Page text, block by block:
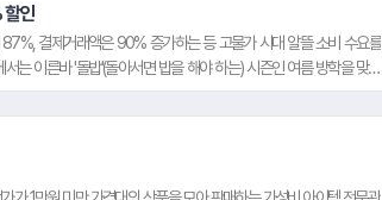
라이즈 키즈 비타민', '종근당건강 락토핏'
등 종류별 영양제와 유산균 제품들도 11
'유한킴벌리', '로보락' 등 다양한 인기 브
할인
결제거래액은 90% 증가하는 등 고물가 시대 알뜰 소비 수요를
는 이른바 '돌밥'(돌아서면 밥을 해야 하는) 시즌인 여름 방학을 맞이
을 릴레이 특가로 선보인다. 오는 4일에는 '빽다방'이 20주년을 맞이
다. 이어 5일에는 '베이컨 쉑버거 세트' 등 '쉐이크쉑'의 인기 버거 세
비네이션', '화이트 트러플 스테이크', '베이컨포테이토 리치골드' 등
할인가에 선보인다